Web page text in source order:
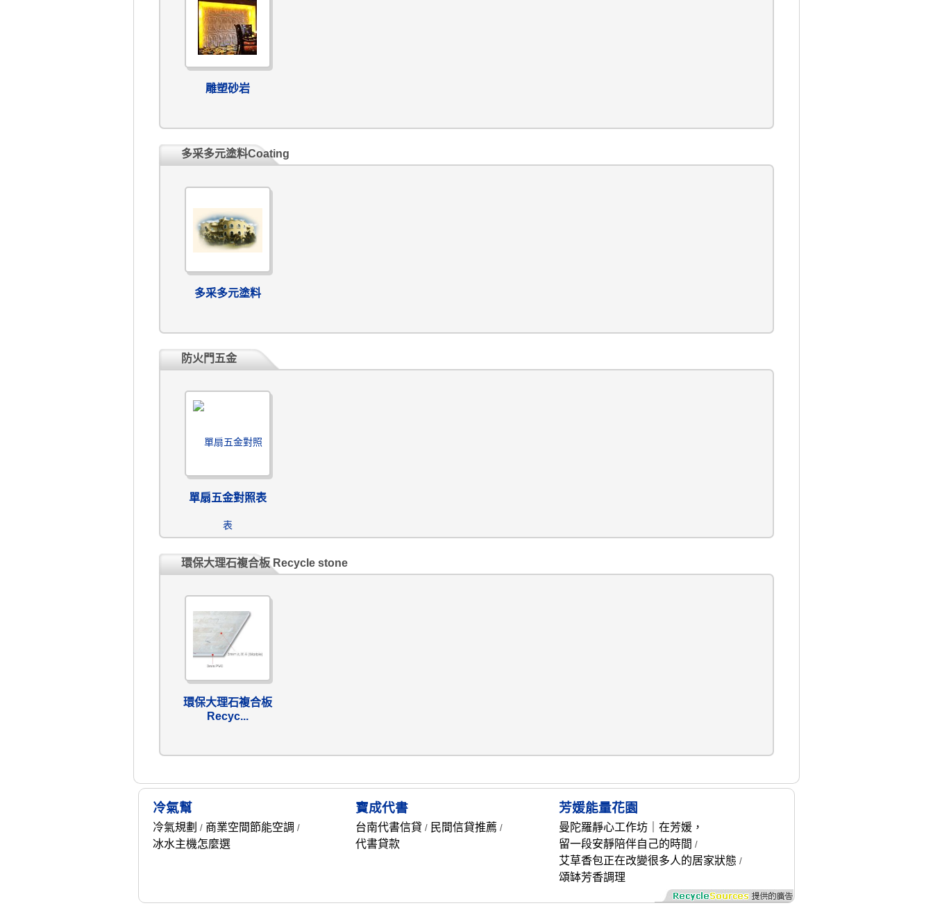
雕塑砂岩
多采多元塗料Coating
多采多元塗料
防火門五金
單扇五金對照表
環保大理石複合板 Recycle stone
環保大理石複合板
Recyc...
冷氣幫
冷氣規劃 / 商業空間節能空調 /
冰水主機怎麼選
寶成代書
台南代書信貸 / 民間信貸推薦 /
代書貸款
芳媛能量花園
曼陀羅靜心工作坊｜在芳媛，
留一段安靜陪伴自己的時間 /
艾草香包正在改變很多人的居家狀態 /
頌缽芳香調理